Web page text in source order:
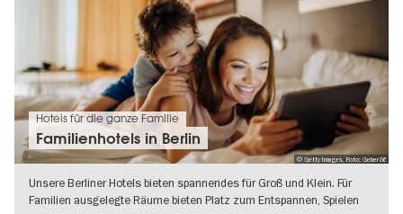
© Getty Images, Foto: Geber86
Hotels für die ganze Familie
Familienhotels in Berlin
Unsere Berliner Hotels bieten spannendes für Groß und Klein. Für
Familien ausgelegte Räume bieten Platz zum Entspannen, Spielen